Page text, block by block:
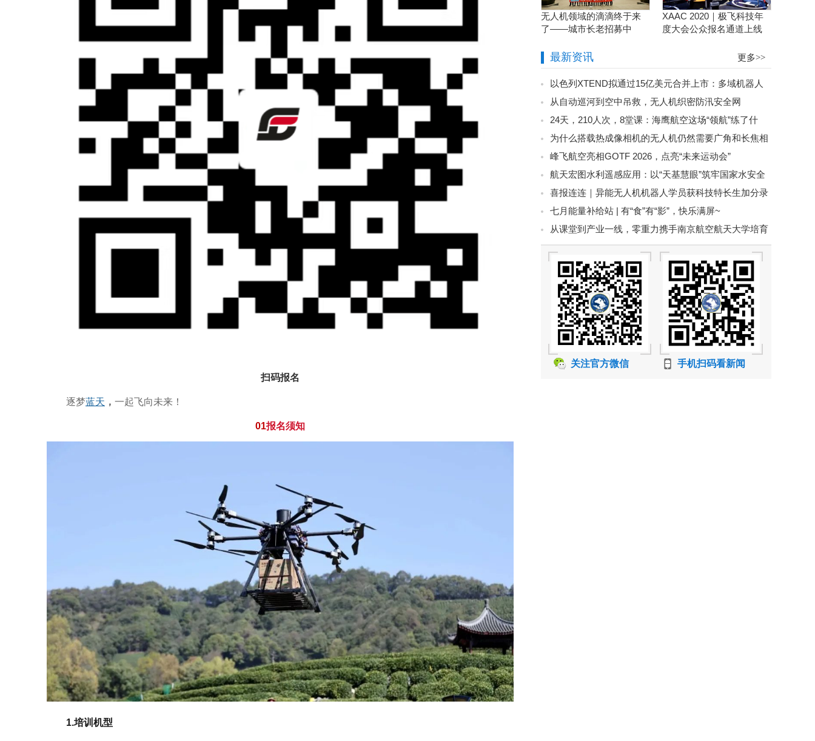
扫码报名
逐梦蓝天 ， 一起飞向未来！
01报名须知
1.培训机型
无人机领域的滴滴终于来
了——城市长老招募中
XAAC 2020｜极飞科技年
度大会公众报名通道上线
最新资讯 更多>>
以色列XTEND拟通过15亿美元合并上市：多域机器人
平台加速规模化
从自动巡河到空中吊救，无人机织密防汛安全网
24天，210人次，8堂课：海鹰航空这场“领航”练了什
么？为什么搭载热成像相机的无人机仍然需要广角和长焦相
机 峰飞航空亮相GOTF 2026，点亮“未来运动会”
航天宏图水利遥感应用：以“天基慧眼”筑牢国家水安全
防线喜报连连｜异能无人机机器人学员获科技特长生加分录
取！松山湖未来学校、市七中双双上榜！
七月能量补给站 | 有“食”有“影”，快乐满屏~
从课堂到产业一线，零重力携手南京航空航天大学培育
航空人才
关注官方微信 手机扫码看新闻